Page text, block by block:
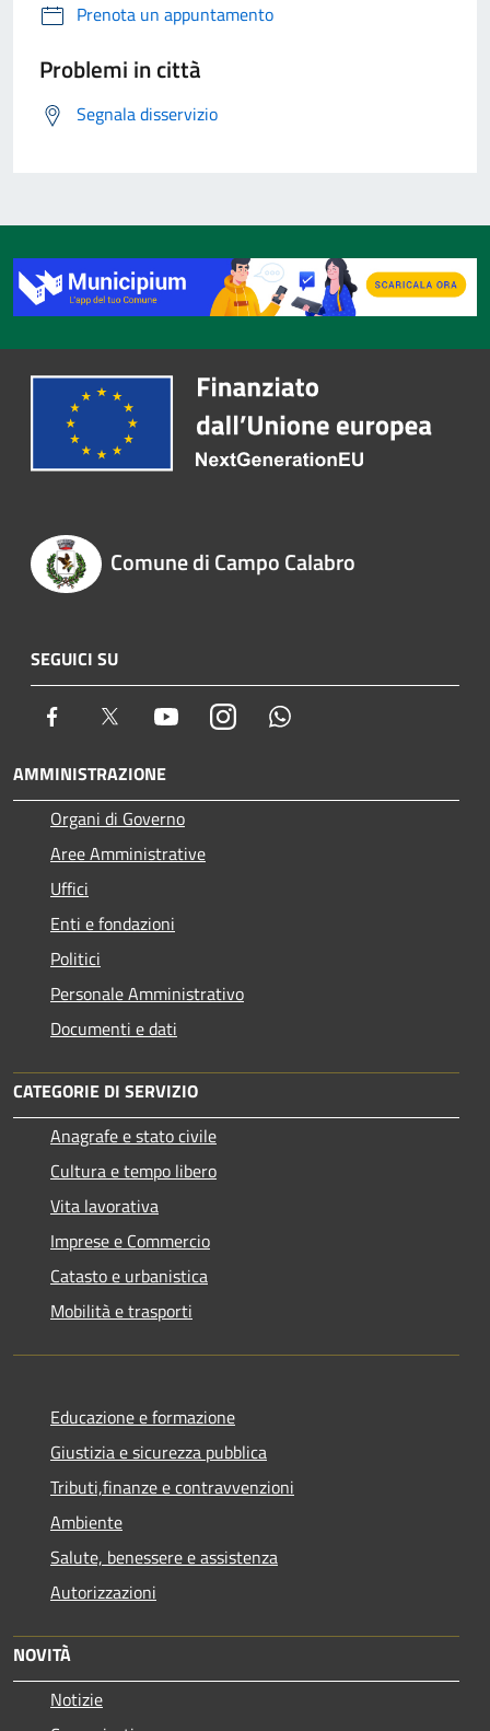
Prenota un appuntamento
Problemi in città
Segnala disservizio
Comune di Campo Calabro
SEGUICI SU
Facebook Twitter YoutubeInstagram
AMMINISTRAZIONE
Organi di Governo
Aree Amministrative
Uffici
Enti e fondazioni
Politici
Personale Amministrativo
Documenti e dati
CATEGORIE DI SERVIZIO
Anagrafe e stato civile
Cultura e tempo libero
Vita lavorativa
Imprese e Commercio
Catasto e urbanistica
Mobilità e trasporti
Educazione e formazione
Giustizia e sicurezza pubblica
Tributi,finanze e contravvenzioni
Ambiente
Salute, benessere e assistenza
Autorizzazioni
NOVITÀ
Notizie